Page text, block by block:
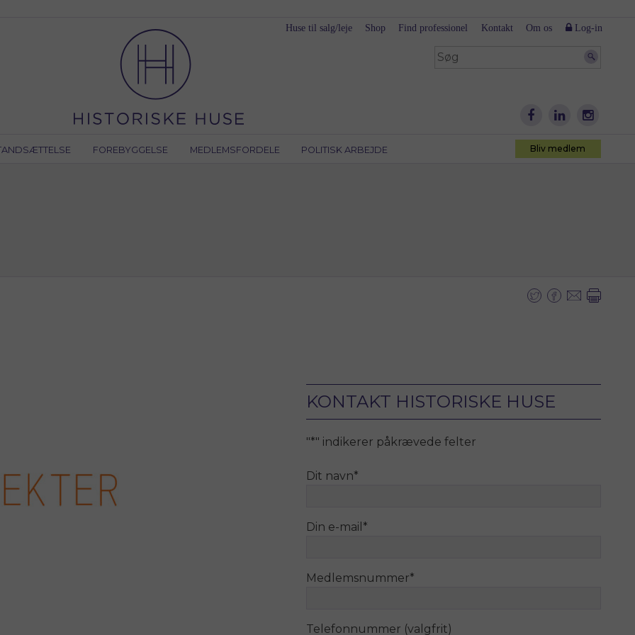
FOREBYGGELSE MEDLEMSFORDELE POLITISK ARBEJDE Bliv medlem
Huse til salg/leje Shop Find professionel Kontakt Om os Log-in
KONTAKT HISTORISKE HUSE
"*" indikerer påkrævede felter
Dit navn*
Din e-mail *
Medlemsnummer*
Telefonnummer (valgfrit)